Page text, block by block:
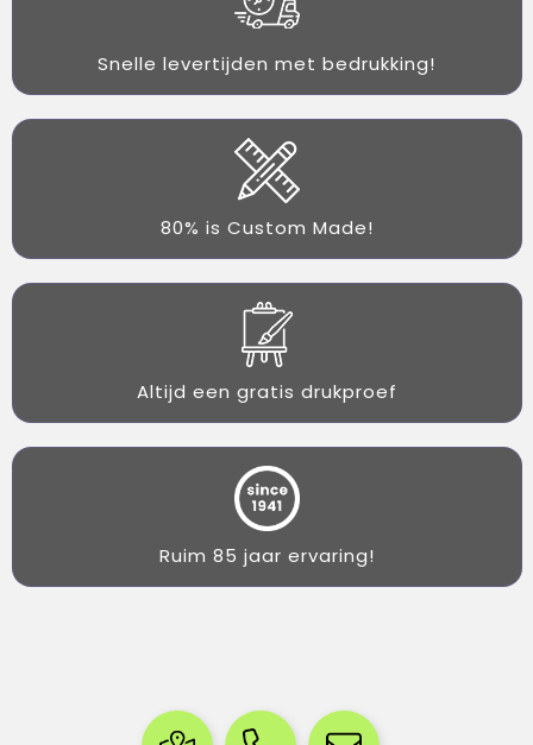
Snelle levertijden met bedrukking!
80% is Custom Made!
Altijd een gratis drukproef
Ruim 85 jaar ervaring!